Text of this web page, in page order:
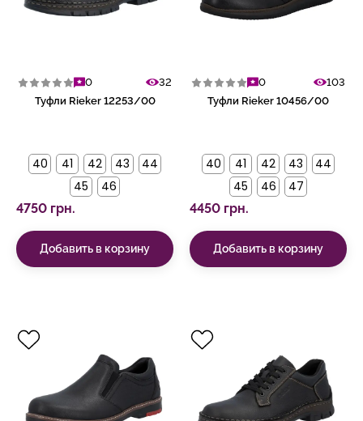
0
32
Туфли Rieker 12253/00
40 41 42 43
44
45
46
4750 грн.
Добавить в корзину
0
103
Туфли Rieker 10456/00
40 41 42 43
44
45
46 47
4450 грн.
Добавить в корзину